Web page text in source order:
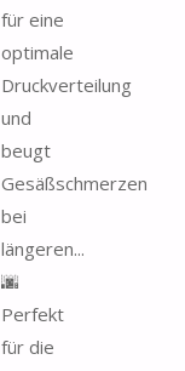
für eine
optimale
Druckverteilung
und
beugt
Gesäßschmerzen
bei
längeren...
🌆
Perfekt
für die